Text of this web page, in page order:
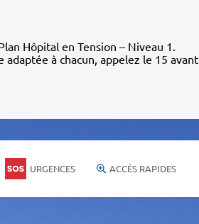
Hôpital en Tension – Niveau 1.
à chacun, appelez le 15 avant
URGENCES ACCÈS RAPIDES